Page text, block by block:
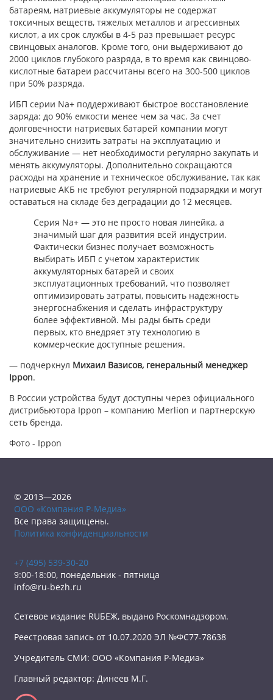
батареям, натриевые аккумуляторы не содержат
токсичных веществ, тяжелых металлов и агрессивных
кислот, а их срок службы в 4-5 раз превышает ресурс
свинцовых аналогов. Кроме того, они выдерживают до
2000 циклов глубокого разряда, в то время как свинцово-
кислотные батареи рассчитаны всего на 300-500 циклов
при 50% разряда.
ИБП серии Na+ поддерживают быстрое восстановление
заряда: до 90% емкости менее чем за час. За счет
долговечности натриевых батарей компании могут
значительно снизить затраты на эксплуатацию и
обслуживание — нет необходимости регулярно закупать и
менять аккумуляторы. Дополнительно сокращаются
расходы на хранение и техническое обслуживание, так как
натриевые АКБ не требуют регулярной подзарядки и могут
оставаться на складе без деградации до 12 месяцев.
Серия Na+ — это не просто новая линейка, а
значимый шаг для развития всей индустрии.
Фактически бизнес получает возможность
выбирать ИБП с учетом характеристик
аккумуляторных батарей и своих
эксплуатационных требований, что позволяет
оптимизировать затраты, повысить надежность
энергоснабжения и сделать инфраструктуру
более эффективной. Мы рады быть среди
первых, кто внедряет эту технологию в
коммерческие доступные решения.
— подчеркнул Михаил Вазисов, генеральный менеджер
Ippon.
В России устройства будут доступны через официального
дистрибьютора Ippon – компанию Merlion и партнерскую
сеть бренда.
Фото - Ippon
© 2013—2026
ООО «Компания Р-Медиа»
Все права защищены.
Политика конфиденциальности
+7 (495) 539-30-20
9:00-18:00, понедельник - пятница
info@ru-bezh.ru
Сетевое издание RUБЕЖ, выдано Роскомнадзором.
Реестровая запись от 10.07.2020 ЭЛ №ФС77-78638
Учредитель СМИ: ООО «Компания Р-Медиа»
Главный редактор: Динеев М.Г.